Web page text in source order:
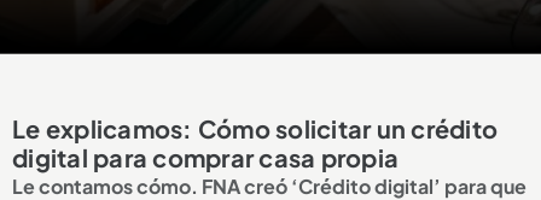
Le explicamos: Cómo solicitar un crédito
digital para comprar casa propia
Le contamos cómo. FNA creó ‘Crédito digital’ para que